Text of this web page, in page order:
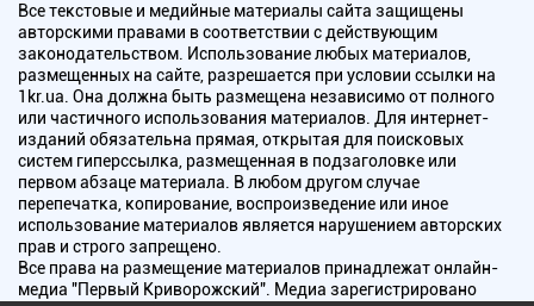
Все текстовые и медийные материалы сайта защищены
авторскими правами в соответствии с действующим
законодательством. Использование любых материалов,
размещенных на сайте, разрешается при условии ссылки на
1kr.ua. Она должна быть размещена независимо от полного
или частичного использования материалов. Для интернет-
изданий обязательна прямая, открытая для поисковых
систем гиперссылка, размещенная в подзаголовке или
первом абзаце материала. В любом другом случае
перепечатка, копирование, воспроизведение или иное
использование материалов является нарушением авторских
прав и строго запрещено.
Все права на размещение материалов принадлежат онлайн-
медиа "Первый Криворожский". Медиа зарегистрировано